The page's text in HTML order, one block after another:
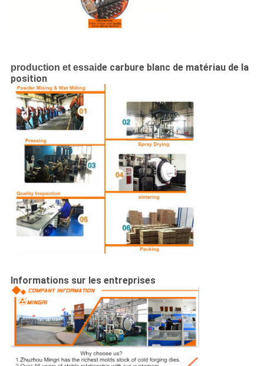
production et essaide carbure blanc de matériau de la
position
Informations sur les entreprises